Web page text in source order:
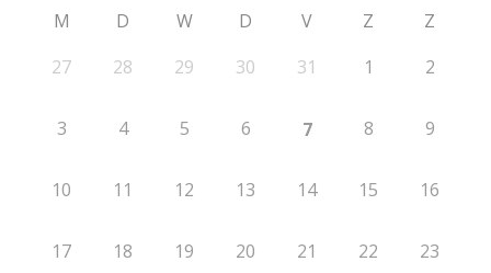
M D W D V Z
Z
27
28 29 30 31 1 2
3 4 5 6 7 8 9
10 11 12 13 14 15 16
17 18 19 20 21 22 23